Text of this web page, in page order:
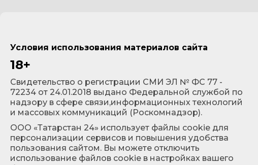
Условия использования материалов сайта
18+
Cвидетельство о регистрации СМИ ЭЛ № ФС 77 -
72234 от 24.01.2018 выдано Федеральной службой по
надзору в сфере связи,информационных технологий
и массовых коммуникаций (Роскомнадзор).
ООО «Татарстан 24» использует файлы cookie для
персонализации сервисов и повышения удобства
пользования сайтом. Вы можете отключить
использование файлов cookie в настройках вашего